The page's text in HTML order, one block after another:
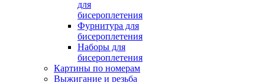
для
бисероплетения
Фурнитура для
бисероплетения
Наборы для
бисероплетения
Картины по номерам
Выжигание и резьба